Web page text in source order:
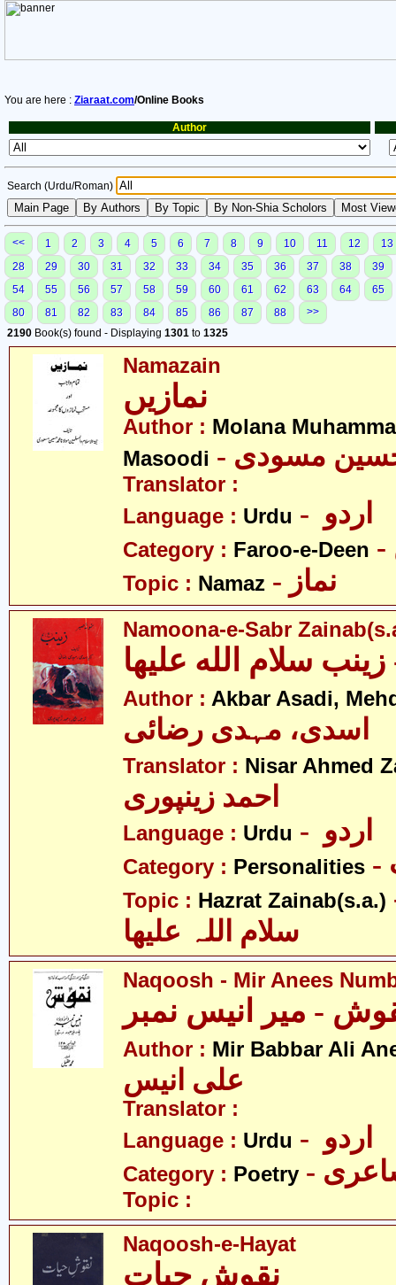
You are here : Ziaraat.com/Online Books
Author
Search (Urdu/Roman)
<< 1 2 3 4 5 6 7 8 9 10 11 12
13
28
29 30 31 32 33 34 35 36 37 38
39
54
55 56 57 58 59 60 61 62 63 64
65
80
81 82 83 84 85 86 87 88
>>
2190 Book(s) found - Displaying 1301 to 1325
Namazain
Author : Molana
Masoodi
حسین مسودی
Translator :
Language : Urdu
Category : Faroo-e-Deen
Topic : Namaz
Namoona-e-Sabr
Author : Akbar Asadi,
اسدی، مہدی رضائی
Translator : Nisar Ahmed
احمد زینپوری
Language : Urdu
Category : Personalities
Topic : Hazrat Zainab(s.a.)
سلام اللہ علیھا
Naqoosh - Mir Anees
- میر انیس نمبر
Author : Mir Babbar Ali
علی انیس
Translator :
Language : Urdu
Category : Poetry
Topic :
Naqoosh-e-Hayat